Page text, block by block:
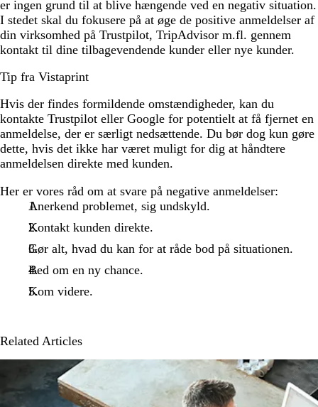
er ingen grund til at blive hængende ved en negativ situation.
I stedet skal du fokusere på at øge de positive anmeldelser af
din virksomhed på Trustpilot, TripAdvisor m.fl. gennem
kontakt til dine tilbagevendende kunder eller nye kunder.
Tip fra Vistaprint
Hvis der findes formildende omstændigheder, kan du
kontakte Trustpilot eller Google for potentielt at få fjernet en
anmeldelse, der er særligt nedsættende. Du bør dog kun gøre
dette, hvis det ikke har været muligt for dig at håndtere
anmeldelsen direkte med kunden.
Her er vores råd om at svare på negative anmeldelser:
Anerkend problemet, sig undskyld.
Kontakt kunden direkte.
Gør alt, hvad du kan for at råde bod på situationen.
Bed om en ny chance.
Kom videre.
Related Articles